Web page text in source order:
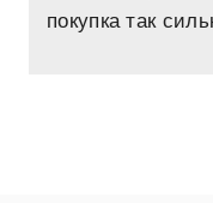
покупка так